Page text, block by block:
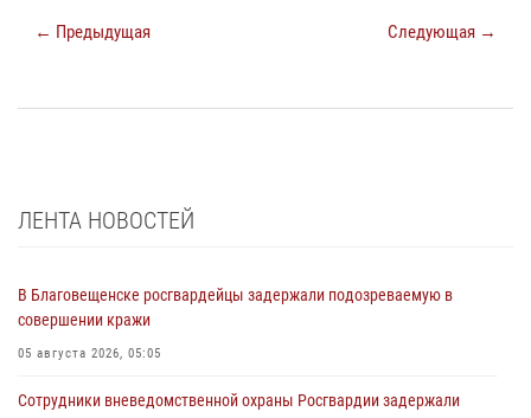
← Предыдущая Следующая →
ЛЕНТА НОВОСТЕЙ
В Благовещенске росгвардейцы задержали подозреваемую в
совершении кражи
05 августа 2026, 05:05
Сотрудники вневедомственной охраны Росгвардии задержали